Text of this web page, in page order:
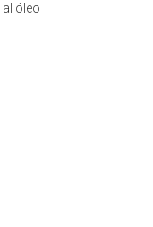
al óleo